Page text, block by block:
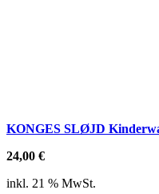
KONGES SLØJD
24,00 €
inkl. 21 % MwSt.